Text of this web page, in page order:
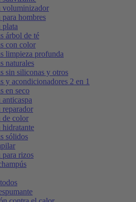
voluminizador
hombres
plata
árbol de té
con color
limpieza profunda
naturales
sin siliconas y otros
y acondicionadores 2 en 1
en seco
reparador
de color
hidratante
sólidos
para rizos